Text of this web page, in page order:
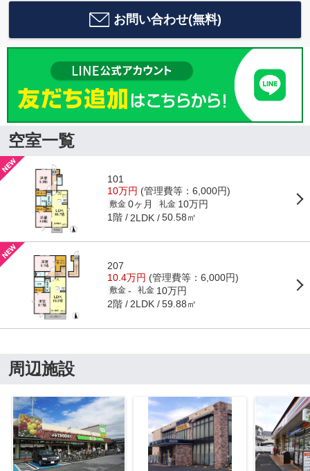
お問い合わせ(無料)
空室一覧
101
10万円 (管理費等：6,000円)
敷金 0ヶ月 礼金 10万円
1階 2LDK 50.58㎡
207
10.4万円 (管理費等：6,000円)
敷金 - 礼金 10万円
2階 2LDK 59.88㎡
周辺施設